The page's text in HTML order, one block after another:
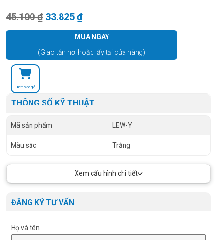
45.100₫ Giá gốc là: 45.100 ₫.
33.825 ₫Giá hiện tại là: 33.825 ₫.
MUA NGAY
(Giao tận nơi hoặc lấy tại cửa hàng)
Thêm vào giỏ
THÔNG SỐ KỸ THUẬT
Mã sản phẩm LEW-Y
Màu sắc Trắng
Xem cấu hình chi tiết
ĐĂNG KÝ TƯ VẤN
Họ và tên